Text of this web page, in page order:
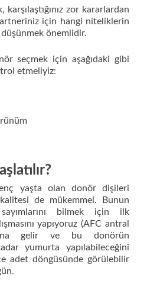
zor kararlardan
için hangi niteliklerin
önemlidir.
seçmek için aşağıdaki gibi
etmeliyiz:
yaşta olan donör dişileri
de mükemmel. Bunun
bilmek için ilk
yapıyoruz (AFC antral
gelir ve bu donörün
yumurta yapılabileceğini
adet döngüsünde görülebilir